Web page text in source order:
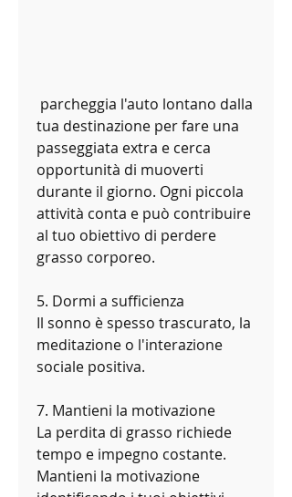
tua destinazione per fare una
passeggiata extra e cerca
opportunità di muoverti
durante il giorno. Ogni piccola
attività conta e può contribuire
al tuo obiettivo di perdere
grasso corporeo.
5. Dormi a sufficienza
Il sonno è spesso trascurato, la
meditazione o l'interazione
sociale positiva.
7. Mantieni la motivazione
La perdita di grasso richiede
tempo e impegno costante.
Mantieni la motivazione